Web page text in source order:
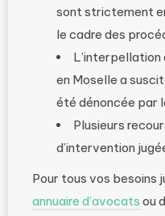
sont strictement
le cadre des
L’interpellation
en Moselle a
été dénoncée par
Plusieurs
d’intervention
Pour tous vos besoins
annuaire d’avocats ou